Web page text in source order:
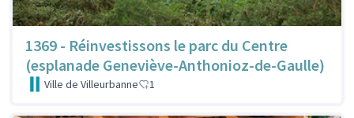
1369 - Réinvestissons le parc du Centre
(esplanade Geneviève-Anthonioz-de-Gaulle)
Ville de Villeurbanne 1